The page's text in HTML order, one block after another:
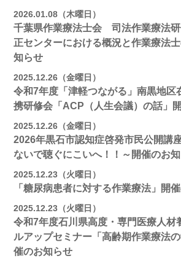
2026.01.08（木曜日）
千葉県作業療法士会 司法作業療法
正センターにおける概況と作業療法
知らせ
2025.12.26（金曜日）
令和7年度「津軽つながる」南黒地区
携研修会「ACP（人生会議）の話」
2025.12.26（金曜日）
2026年黒石市認知症啓発市民公開講
ないで聴ぐにこいへ！！～開催のお
2025.12.23（火曜日）
「糖尿病患者に対する作業療法」開
2025.12.23（火曜日）
令和7年度石川県高度・専門医療人材
ルアップセミナー「高齢期作業療法
催のお知らせ